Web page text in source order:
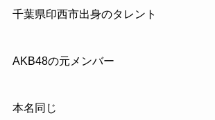
千葉県印西市出身のタレント
AKB48の元メンバー
本名同じ